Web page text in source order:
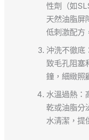
性劑（如
天然油脂屏
低刺激配方
沖洗不徹底
致毛孔阻塞
鐘，細緻照
水溫過熱：
乾或油脂分
水清潔，提